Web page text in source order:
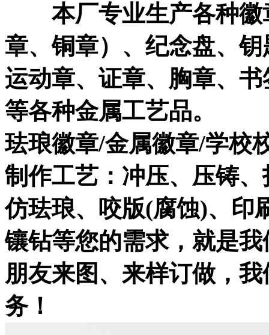
本厂专业生产各种徽
章、铜章）、纪念盘、
运动章、证章、胸章、
等各种金属工艺品。
珐琅徽章/金属徽章/学校
制作工艺：冲压、压铸
仿珐琅、咬版(腐蚀)、印
镶钻等您的需求，就是
朋友来图、来样订做，
务！